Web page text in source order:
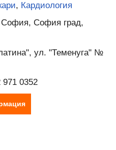
, Кардиология
София град,
ул. "Теменуга" №
971 0352